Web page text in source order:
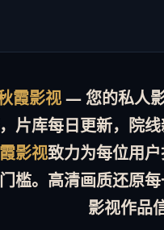
霞影视— 您的私人
片库每日更新，院
影视致力为每位用
槛。 高清画质还原每
影视作品